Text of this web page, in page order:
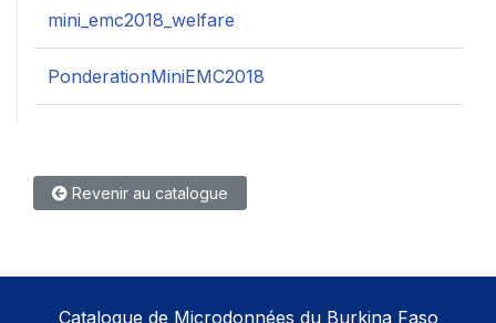
mini_emc2018_welfare
PonderationMiniEMC2018
Revenir au catalogue
Catalogue de Microdonnées du Burkina Faso